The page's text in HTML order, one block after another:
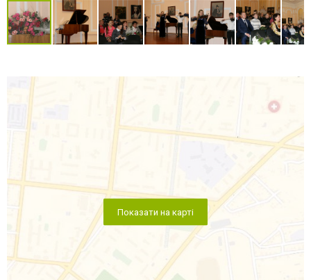
Показати на карті